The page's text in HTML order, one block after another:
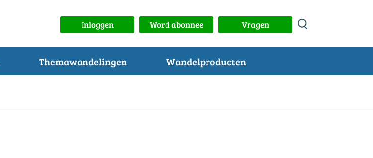
Inloggen Word abonnee Vragen
Themawandelingen Wandelproducten